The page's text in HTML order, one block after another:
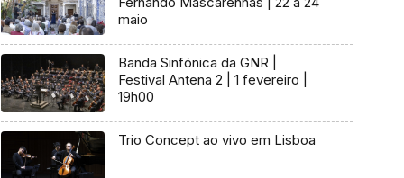
maio
Banda Sinfónica da GNR |
Festival Antena 2 | 1 fevereiro |
19h00
Trio Concept ao vivo em Lisboa